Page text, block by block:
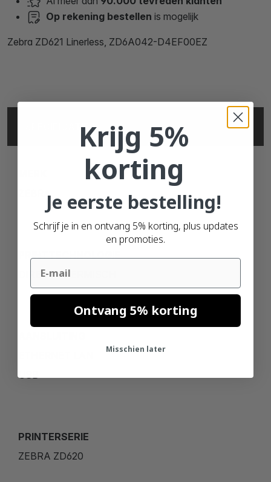
Op rekening bestellen is mogelijk
Zebra ZD621 Linerless, ZD6A042-D4EF00EZ
SPECIFICATIES
ZEBRA
DIRECT THERMISCH
USB
PRINTERSERIE
ZEBRA ZD620
Krijg 5%
korting
Je eerste bestelling!
Schrijf je in en ontvang 5% korting, plus updates
en promoties.
Email
Ontvang 5% korting
Misschien later